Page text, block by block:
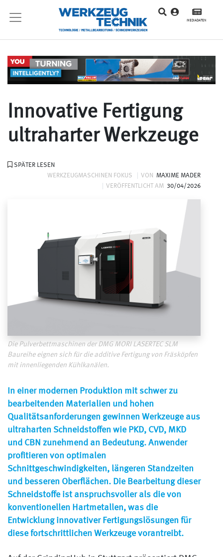
MEDIADATEN
Innovative Fertigung
ultraharter Werkzeuge
SPÄTER LESEN
WERKZEUGMASCHINEN FOKUS
VON
MAXIME MADER
VERÖFFENTLICHT AM 30/04/2026
Die Pulverbettmaschinen der DMG MORI LASERTEC SLM
Baureihe eignen sich für die additive Fertigung von Fräsköpfen
mit innenliegenden Kühlkanälen.
In einer modernen Produktion mit schwer zu
bearbeitenden Materialien und hohen
Qualitätsanforderungen gewinnen Werkzeuge aus
ultraharten Schneidstoffen wie PKD, CVD, MKD
und CBN zunehmend an Bedeutung. Anwender
profitieren von optimalen
Schnittgeschwindigkeiten, längeren Standzeiten
und besseren Oberflächen. Die Bearbeitung dieser
Schneidstoffe ist anspruchsvoller als die von
konventionellen Hartmetallen, was die
Entwicklung innovativer Fertigungslösungen für
diese fortschrittlichen Werkzeuge vorantreibt.